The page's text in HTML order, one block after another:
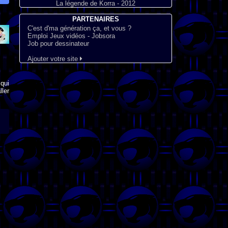
La légende de Korra - 2012
PARTENAIRES
C'est d'ma génération ça, et vous ?
Emploi Jeux vidéos - Jobsora
Job pour dessinateur
Ajouter votre site